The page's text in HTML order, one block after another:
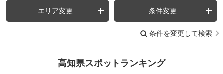
エリア変更 条件変更
条件を変更して検索
高知県スポットランキング